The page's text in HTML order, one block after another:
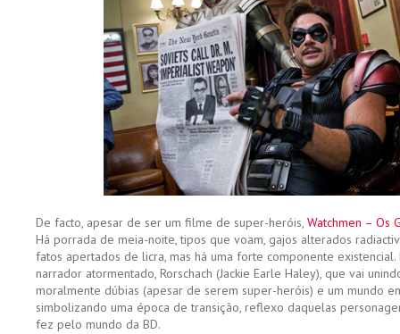
De facto, apesar de ser um filme de super-heróis, Watchmen – Os
Há porrada de meia-noite, tipos que voam, gajos alterados
fatos apertados de licra, mas há uma forte componente
narrador atormentado, Rorschach (Jackie Earle Haley), que vai
moralmente dúbias (apesar de serem super-heróis) e um mundo
simbolizando uma época de transição, reflexo daquelas
fez pelo mundo da BD.